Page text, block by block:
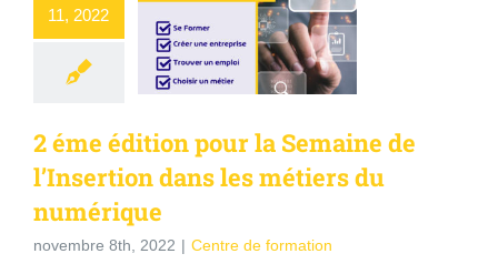
11, 2022
2 éme édition pour la Semaine de
l’Insertion dans les métiers du
numérique
novembre 8th, 2022 | Centre de formation